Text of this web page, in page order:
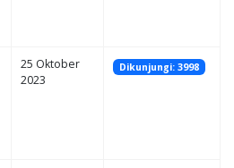
25 Oktober
2023
Dikunjungi: 3998